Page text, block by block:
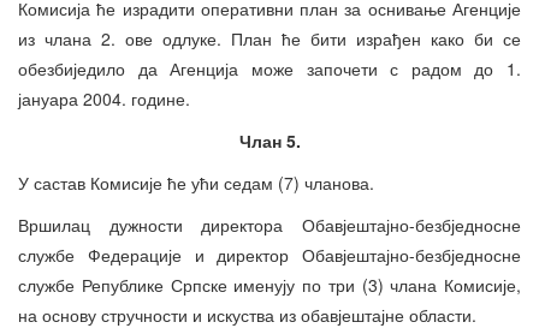
Комисија ће израдити оперативни план за оснивање Агенције
из члана 2. ове одлуке. План ће бити израђен како би се
обезбиједило да Агенција може започети с радом до 1.
јануара 2004. године.
Члан 5.
У састав Комисије ће ући седам (7) чланова.
Вршилац дужности директора Обавјештајно-безбједносне
службе Федерације и директор Обавјештајно-безбједносне
службе Републике Српске именују по три (3) члана Комисије,
на основу стручности и искуства из обавјештајне области.